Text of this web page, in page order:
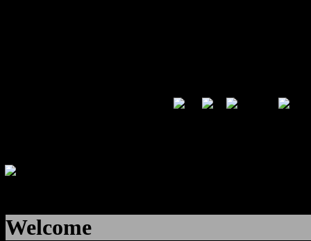
Welcome